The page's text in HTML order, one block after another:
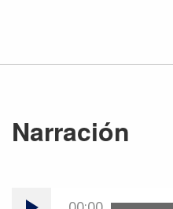
Narración